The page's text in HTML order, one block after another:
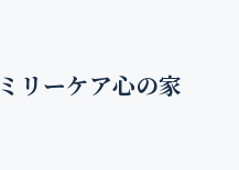
リーケア心の家